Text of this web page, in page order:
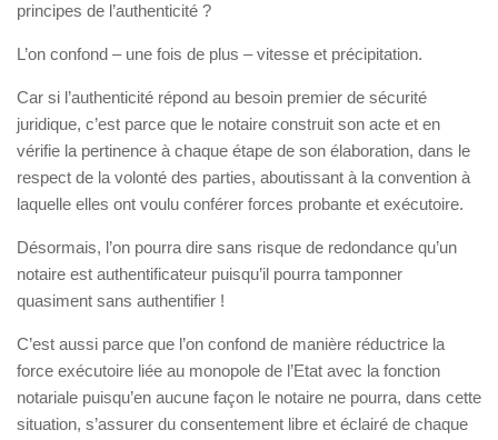
principes de l’authenticité ?
L’on confond – une fois de plus – vitesse et précipitation.
Car si l’authenticité répond au besoin premier de sécurité
juridique, c’est parce que le notaire construit son acte et en
vérifie la pertinence à chaque étape de son élaboration, dans le
respect de la volonté des parties, aboutissant à la convention à
laquelle elles ont voulu conférer forces probante et exécutoire.
Désormais, l’on pourra dire sans risque de redondance qu’un
notaire est authentificateur puisqu’il pourra tamponner
quasiment sans authentifier !
C’est aussi parce que l’on confond de manière réductrice la
force exécutoire liée au monopole de l’Etat avec la fonction
notariale puisqu’en aucune façon le notaire ne pourra, dans cette
situation, s’assurer du consentement libre et éclairé de chaque